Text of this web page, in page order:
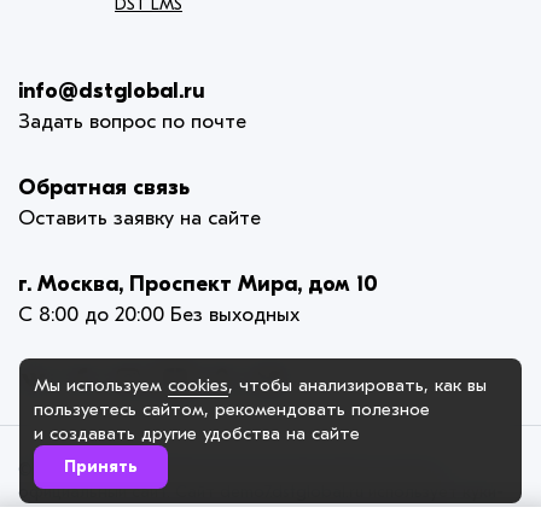
info@dstglobal.ru
Задать вопрос по почте
Обратная связь
Оставить заявку на сайте
г. Москва, Проспект Мира, дом 10
С 8:00 до 20:00 Без выходных
© 2005-2025. ИП Карлова-Ильина Елена Викторовна,
официальный сайт. Сайт demo7.dstglobal.ru использует куки-
файлы и другие технологии, чтобы помочь вам в навигации, а
Мы используем cookies, чтобы анализировать, как вы
пользуетесь сайтом, рекомендовать полезное
и создавать другие удобства на сайте
Принять